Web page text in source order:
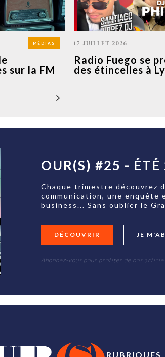
MÉDIAS
sur la FM
17 JUILLET 2026
Radio Fuego se
des étincelles à
OUR(S) #25 -
Chaque trimestre découvrez
communication, une
business... Sans oublier le
DÉCOUVRIR JE
Abonnez-vous pour profiter de nos
RUBRIQUES